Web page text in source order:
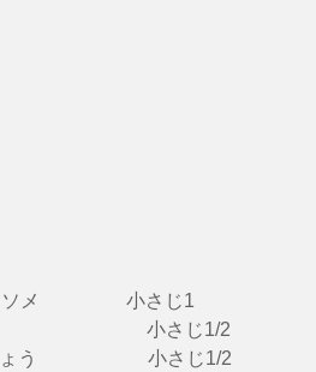
メ          　    小さじ1
　　　　     　小さじ1/2
う　　 　　　  小さじ1/2